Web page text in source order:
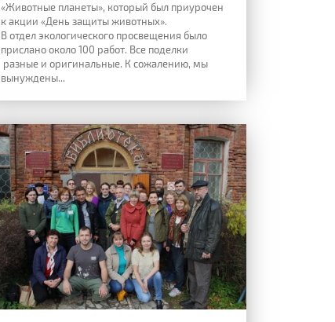
«Животные планеты», который был приурочен
к акции «День защиты животных».
В отдел экологического просвещения было
прислано около 100 работ. Все поделки
разные и оригинальные. К сожалению, мы
вынуждены...